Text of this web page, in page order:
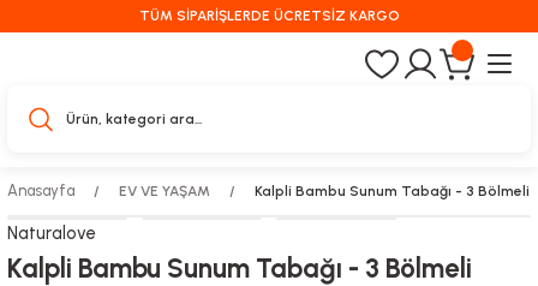
TÜM SİPARİŞLERDE ÜCRETSİZ KARGO
Anasayfa EV VE YAŞAM Kalpli Bambu Sunum Tabağı - 3 Bölmeli
Naturalove
Kalpli Bambu Sunum Tabağı - 3 Bölmeli